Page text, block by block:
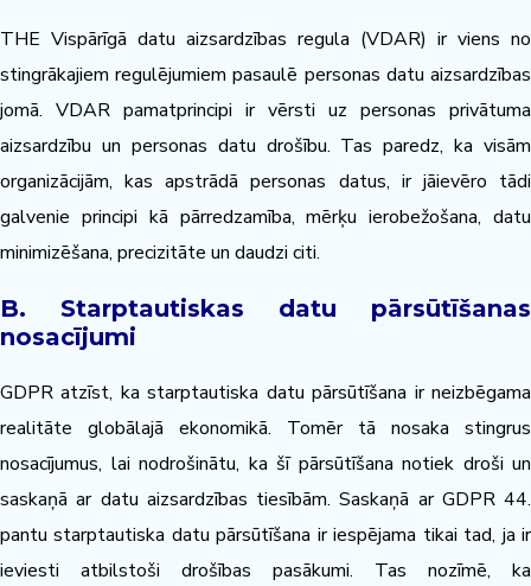
THE Vispārīgā datu aizsardzības regula (VDAR) ir viens no
stingrākajiem regulējumiem pasaulē personas datu aizsardzības
jomā. VDAR pamatprincipi ir vērsti uz personas privātuma
aizsardzību un personas datu drošību. Tas paredz, ka visām
organizācijām, kas apstrādā personas datus, ir jāievēro tādi
galvenie principi kā pārredzamība, mērķu ierobežošana, datu
minimizēšana, precizitāte un daudzi citi.
B. Starptautiskas datu pārsūtīšanas
nosacījumi
GDPR atzīst, ka starptautiska datu pārsūtīšana ir neizbēgama
realitāte globālajā ekonomikā. Tomēr tā nosaka stingrus
nosacījumus, lai nodrošinātu, ka šī pārsūtīšana notiek droši un
saskaņā ar datu aizsardzības tiesībām. Saskaņā ar GDPR 44.
pantu starptautiska datu pārsūtīšana ir iespējama tikai tad, ja ir
ieviesti atbilstoši drošības pasākumi. Tas nozīmē, ka